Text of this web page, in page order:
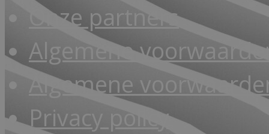
Onze partners
Algemene
Algemene
Privacy policy